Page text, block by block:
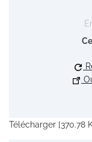
Télécharger [370.78